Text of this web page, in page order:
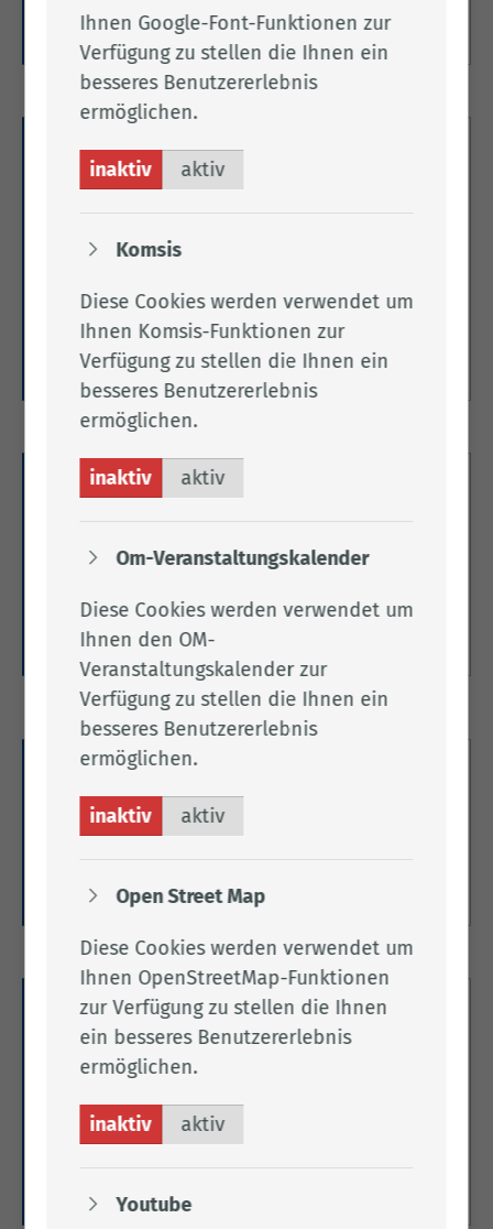
Weitere Informationen
Fahrerlaubnis-
Mindestalterregelungen ab
Fahrerlaubnis-Mindestalterregelungen ab dem
19.01.2013.
Weitere Informationen
Fahrerlaubnis-Verordnung -
Ausnahmen
Hier finden Sie Informationen zu den Ausnahmen
der Fahrerlaubnis-Verordnung.
Weitere Informationen
Hier informieren wir Sie über das Fahrlehrer- &
Weitere Informationen
Führerscheine im Ausland /
Internationaler Führerschein
Hier informieren wir Sie über Führerscheine im
Ausland und über den Internationalen
Führerschein.
Weitere Informationen
Ihnen Google-Font-Funktionen zur
Verfügung zu stellen die Ihnen ein
besseres Benutzererlebnis
ermöglichen.
inaktiv aktiv
Komsis
Diese Cookies werden verwendet um
Ihnen Komsis-Funktionen zur
Verfügung zu stellen die Ihnen ein
besseres Benutzererlebnis
ermöglichen.
inaktiv aktiv
Om-Veranstaltungskalender
Diese Cookies werden verwendet um
Ihnen den OM-
Veranstaltungskalender zur
Verfügung zu stellen die Ihnen ein
besseres Benutzererlebnis
ermöglichen.
inaktiv aktiv
Open Street Map
Diese Cookies werden verwendet um
Ihnen OpenStreetMap-Funktionen
zur Verfügung zu stellen die Ihnen
ein besseres Benutzererlebnis
ermöglichen.
inaktiv aktiv
Youtube